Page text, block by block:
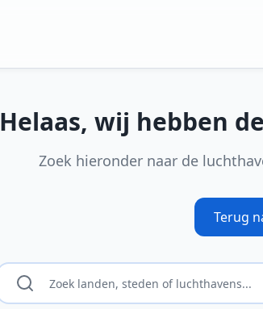
Helaas, wij hebben
Zoek hieronder naar de
Terug